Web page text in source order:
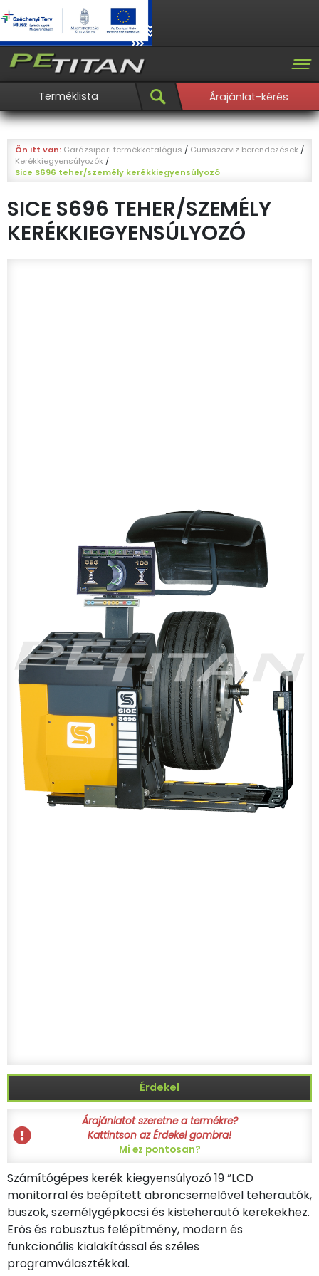
Terméklista Árajánlat-kérés
Ön itt van: Garázsipari termékkatalógus / Gumiszerviz berendezések /
Kerékkiegyensúlyozók /
Sice S696 teher/személy kerékkiegyensúlyozó
SICE S696 TEHER/SZEMÉLY
KERÉKKIEGYENSÚLYOZÓ
Érdekel
Árajánlatot szeretne a termékre?
Kattintson az Érdekel gombra!
Mi ez pontosan?
Számítógépes kerék kiegyensúlyozó 19 ”LCD
monitorral és beépített abroncsemelővel teherautók,
buszok, személygépkocsi és kisteherautó kerekekhez.
Erős és robusztus felépítmény, modern és
funkcionális kialakítással és széles
programválasztékkal.